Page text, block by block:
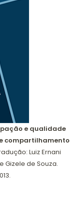
e qualidade
compartilhamento
Luiz Ernani
Gizele de Souza.